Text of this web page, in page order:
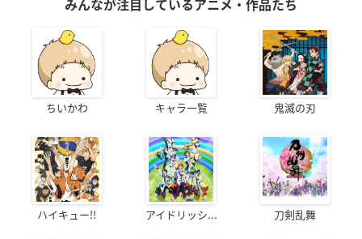
みんなが注目しているアニメ・作品たち
ちいかわ キャラ一覧 鬼滅の刃
ハイキュー!! アイドリッシ... 刀剣乱舞